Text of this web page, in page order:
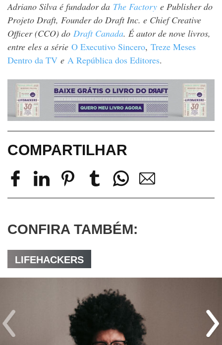
Adriano Silva é fundador da The Factory e Publisher do
Projeto Draft, Founder do Draft Inc. e Chief Creative
Officer (CCO) do Draft Canada. É autor de nove livros,
entre eles a série O Executivo Sincero, Treze Meses
Dentro da TV e A República dos Editores.
COMPARTILHAR
CONFIRA TAMBÉM:
LIFEHACKERS